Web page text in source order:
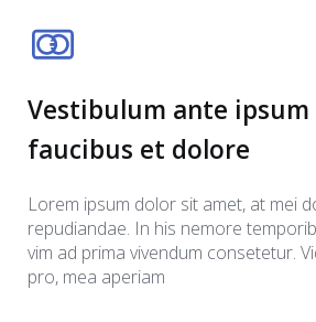
Vestibulum ante
faucibus et dolore
Lorem ipsum dolor sit amet, at mei
repudiandae. In his nemore
vim ad prima vivendum consetetur.
pro, mea aperiam